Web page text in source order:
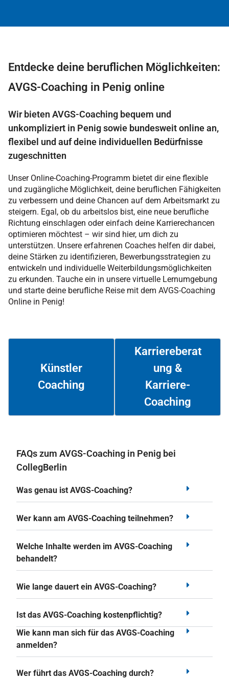
Entdecke deine beruflichen Möglichkeiten:
AVGS-Coaching in Penig online
Wir bieten AVGS-Coaching bequem und
unkompliziert in Penig sowie bundesweit online an,
flexibel und auf deine individuellen Bedürfnisse
zugeschnitten
Unser Online-Coaching-Programm bietet dir eine flexible
und zugängliche Möglichkeit, deine beruflichen Fähigkeiten
zu verbessern und deine Chancen auf dem Arbeitsmarkt zu
steigern. Egal, ob du arbeitslos bist, eine neue berufliche
Richtung einschlagen oder einfach deine Karrierechancen
optimieren möchtest – wir sind hier, um dich zu
unterstützen. Unsere erfahrenen Coaches helfen dir dabei,
deine Stärken zu identifizieren, Bewerbungsstrategien zu
entwickeln und individuelle Weiterbildungsmöglichkeiten
zu erkunden. Tauche ein in unsere virtuelle Lernumgebung
und starte deine berufliche Reise mit dem AVGS-Coaching
Online in Penig!
Künstler
Coaching
Weiterlesen
Karriereberat
ung &
Karriere-
Coaching
Weiterlesen
FAQs zum AVGS-Coaching in Penig bei
CollegBerlin
Was genau ist AVGS-Coaching?
Wer kann am AVGS-Coaching teilnehmen?
Welche Inhalte werden im AVGS-Coaching
behandelt?
Wie lange dauert ein AVGS-Coaching?
Ist das AVGS-Coaching kostenpflichtig?
Wie kann man sich für das AVGS-Coaching
anmelden?
Wer führt das AVGS-Coaching durch?